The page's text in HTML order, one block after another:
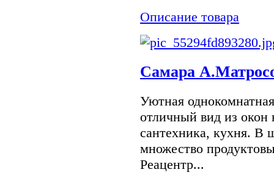
Описание товара
Самара
Уютная
отличный вид из окон
сантехника, кухня. В
множество
Реацентр...